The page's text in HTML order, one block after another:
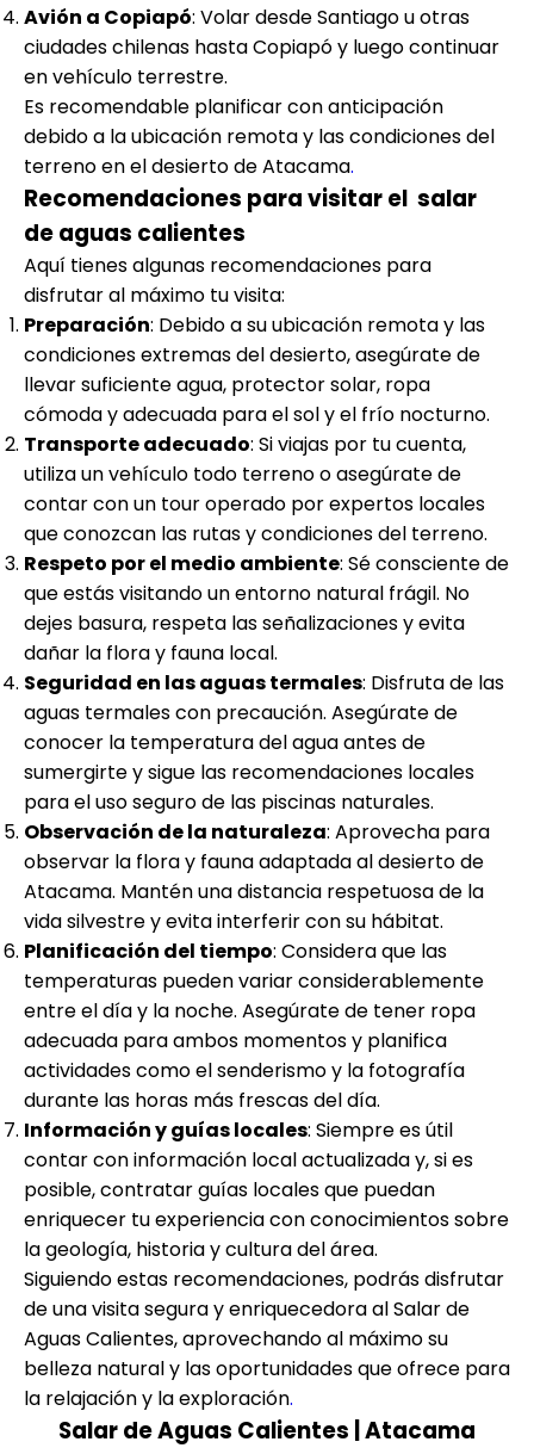
Avión a Copiapó: Volar desde Santiago u otras
ciudades chilenas hasta Copiapó y luego continuar
en vehículo terrestre.
Es recomendable planificar con anticipación
debido a la ubicación remota y las condiciones del
terreno en el desierto de Atacama.
Recomendaciones para visitar el salar
de aguas calientes
Aquí tienes algunas recomendaciones para
disfrutar al máximo tu visita:
Preparación: Debido a su ubicación remota y las
condiciones extremas del desierto, asegúrate de
llevar suficiente agua, protector solar, ropa
cómoda y adecuada para el sol y el frío nocturno.
Transporte adecuado: Si viajas por tu cuenta,
utiliza un vehículo todo terreno o asegúrate de
contar con un tour operado por expertos locales
que conozcan las rutas y condiciones del terreno.
Respeto por el medio ambiente: Sé consciente de
que estás visitando un entorno natural frágil. No
dejes basura, respeta las señalizaciones y evita
dañar la flora y fauna local.
Seguridad en las aguas termales: Disfruta de las
aguas termales con precaución. Asegúrate de
conocer la temperatura del agua antes de
sumergirte y sigue las recomendaciones locales
para el uso seguro de las piscinas naturales.
Observación de la naturaleza: Aprovecha para
observar la flora y fauna adaptada al desierto de
Atacama. Mantén una distancia respetuosa de la
vida silvestre y evita interferir con su hábitat.
Planificación del tiempo: Considera que las
temperaturas pueden variar considerablemente
entre el día y la noche. Asegúrate de tener ropa
adecuada para ambos momentos y planifica
actividades como el senderismo y la fotografía
durante las horas más frescas del día.
Información y guías locales: Siempre es útil
contar con información local actualizada y, si es
posible, contratar guías locales que puedan
enriquecer tu experiencia con conocimientos sobre
la geología, historia y cultura del área.
Siguiendo estas recomendaciones, podrás disfrutar
de una visita segura y enriquecedora al Salar de
Aguas Calientes, aprovechando al máximo su
belleza natural y las oportunidades que ofrece para
la relajación y la exploración.
Salar de Aguas Calientes | Atacama